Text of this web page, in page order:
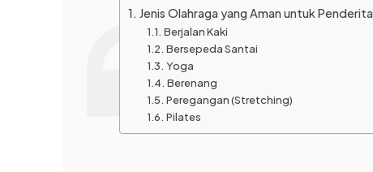
Jenis Olahraga yang Aman untuk Penderita
Berjalan Kaki
Bersepeda Santai
Yoga
Berenang
Peregangan (Stretching)
Pilates